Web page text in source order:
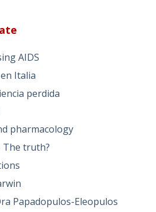
AIDS
Italia
perdida
pharmacology
The truth?
Papadopulos-Eleopulos